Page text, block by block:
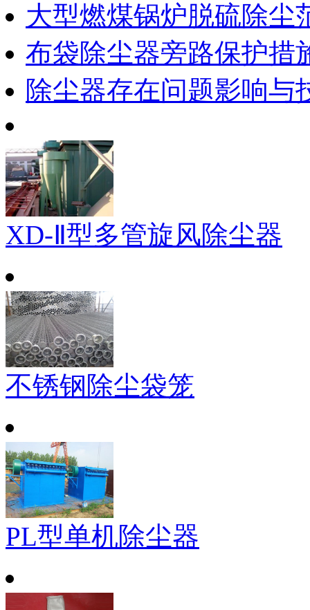
大型燃煤锅炉脱硫除尘
布袋除尘器旁路保护措
除尘器存在问题影响与
XD-Ⅱ型多管旋风除尘器
不锈钢除尘袋笼
PL型单机除尘器